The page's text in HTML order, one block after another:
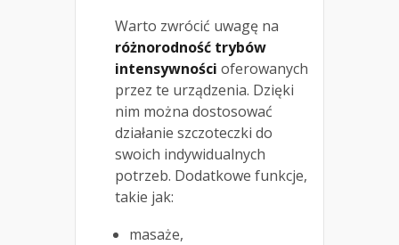
Warto zwrócić uwagę na
różnorodność trybów
intensywności oferowanych
przez te urządzenia. Dzięki
nim można dostosować
działanie szczoteczki do
swoich indywidualnych
potrzeb. Dodatkowe funkcje,
takie jak:
masaże,